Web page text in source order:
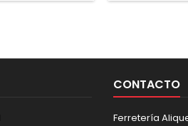
CONTACTO
Ferretería